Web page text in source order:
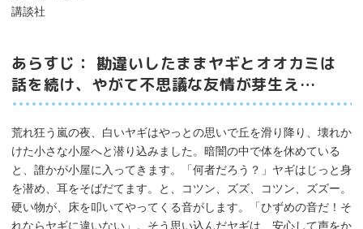
講談社
あらすじ： 勘違いしたままヤギとオオカミは
話を続け、やがて不思議な友情が芽生え…
荒れ狂う嵐の夜、白いヤギはやっとの思いで丘を滑り降り、壊れか
けた小さな小屋へと潜り込みました。暗闇の中で体を休めている
と、誰かが小屋に入ってきます。「何者だろう？」ヤギはじっと身
を潜め、耳をそばだてます。と、コツン、ズズ、コツン、ズズー。
硬い物が、床を叩いてやってくる音がします。「ひずめの音だ！そ
れならヤギに違いない」。そう思い込んだヤギは、安心して声をか